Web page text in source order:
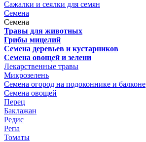
Сажалки и сеялки для семян
Семена
Семена
Травы для животных
Грибы мицелий
Семена деревьев и кустарников
Семена овощей и зелени
Лекарственные травы
Микрозелень
Семена огород на подоконнике и балконе
Семена овощей
Перец
Баклажан
Редис
Репа
Томаты